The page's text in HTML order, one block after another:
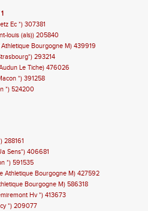
Ec *) 307381
louis (als)) 205840
Athletique Bourgogne M) 439919
293214
Le Tiche) 476026
*) 391258
*) 524200
288161
Sens*) 406681
*) 591535
Athletique Bourgogne M) 427592
Bourgogne M) 586318
Hv *) 413673
*) 209077